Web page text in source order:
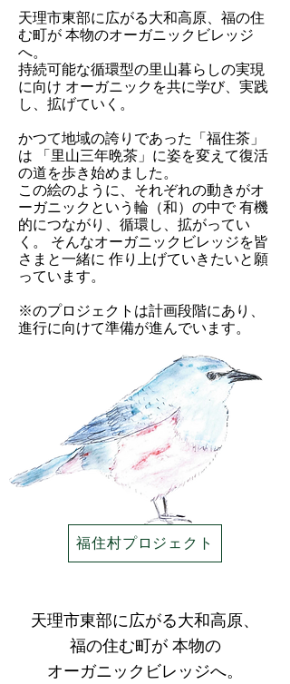
天理市東部に広がる大和高原、福の住
む町が 本物のオーガニックビレッジ
へ。
持続可能な循環型の里山暮らしの実現
に向け オーガニックを共に学び、実践
し、拡げていく。
かつて地域の誇りであった「福住茶」
は 「里山三年晩茶」に姿を変えて復活
の道を歩き始めました。
この絵のように、それぞれの動きがオ
ーガニックという輪（和）の中で 有機
的につながり、循環し、拡がってい
く。 そんなオーガニックビレッジを皆
さまと一緒に 作り上げていきたいと願
っています。
※のプロジェクトは計画段階にあり、
進行に向けて準備が進んでいます。
福住村プロジェクト
天理市東部に広がる大和高原、
福の住む町が 本物の
オーガニックビレッジへ。